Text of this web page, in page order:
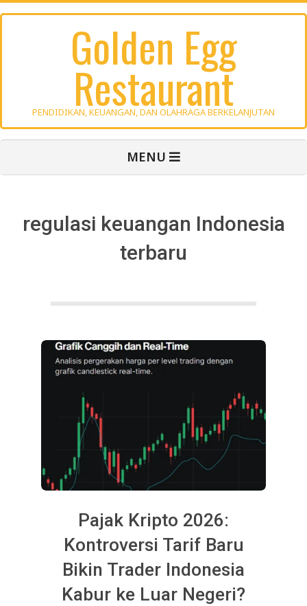
Skip
Golden Egg
Restaurant
PENDIDIKAN, KEUANGAN, DAN OLAHRAGA BERKELANJUTAN
MENU
regulasi keuangan Indonesia
terbaru
Pajak Kripto 2026:
Kontroversi Tarif Baru
Bikin Trader Indonesia
Kabur ke Luar Negeri?